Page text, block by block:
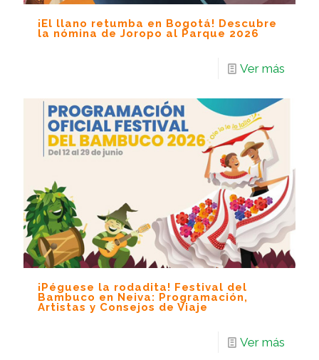
¡El llano retumba en Bogotá! Descubre
la nómina de Joropo al Parque 2026
Ver más
¡Péguese la rodadita! Festival del
Bambuco en Neiva: Programación,
Artistas y Consejos de Viaje
Ver más